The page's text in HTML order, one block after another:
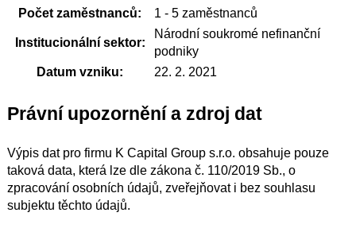
Počet zaměstnanců: 1 - 5 zaměstnanců
Institucionální sektor:
Národní soukromé nefinanční
podniky
Datum vzniku:
22. 2. 2021
Právní upozornění a zdroj dat
Výpis dat pro firmu K Capital Group s.r.o. obsahuje pouze
taková data, která lze dle zákona č. 110/2019 Sb., o
zpracování osobních údajů, zveřejňovat i bez souhlasu
subjektu těchto údajů.